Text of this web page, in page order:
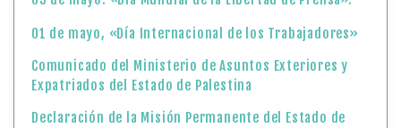
01 de mayo, «Día Internacional de los Trabajadores»
Comunicado del Ministerio de Asuntos Exteriores y
Expatriados del Estado de Palestina
Declaración de la Misión Permanente del Estado de